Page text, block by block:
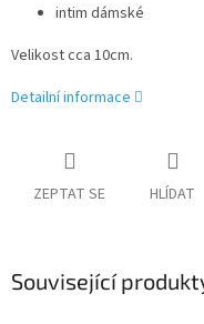
intim dámské
Velikost cca 10cm.
Detailní informace
ZEPTAT SE HLÍDAT
Související